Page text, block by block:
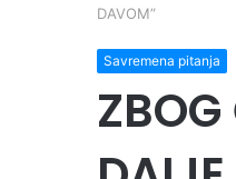
DAVOM”
Savremena pitanja
ZBOG